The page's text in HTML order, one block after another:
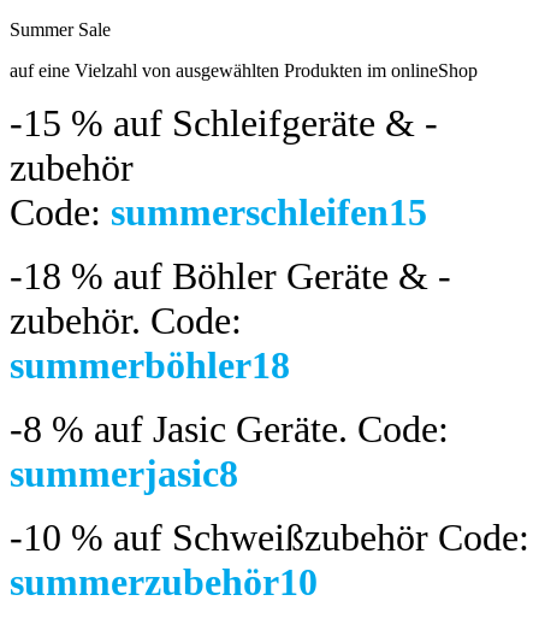
Summer Sale
auf eine Vielzahl von ausgewählten Produkten im onlineShop
-15 % auf Schleifgeräte & -
zubehör
Code: summerschleifen15
-18 % auf Böhler Geräte & -
zubehör. Code:
summerböhler18
-8 % auf Jasic Geräte. Code:
summerjasic8
-10 % auf Schweißzubehör Code:
summerzubehör10